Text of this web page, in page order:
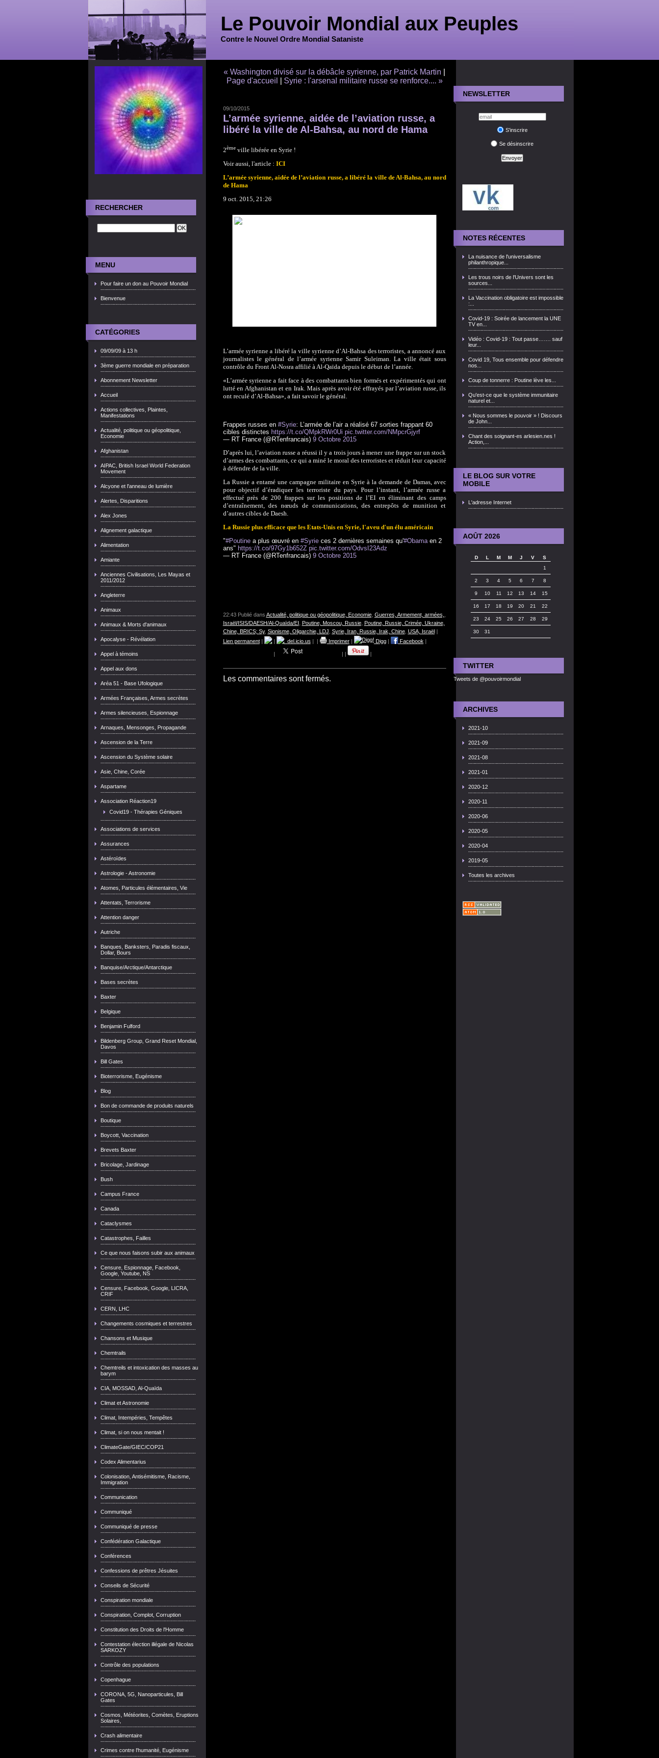
Le Pouvoir Mondial aux Peuples
Contre le Nouvel Ordre Mondial Sataniste
RECHERCHER
MENU
Pour faire un don au Pouvoir Mondial
Bienvenue
CATÉGORIES
09/09/09 à 13 h
3ème guerre mondiale en préparation
Abonnement Newsletter
Accueil
Actions collectives, Plaintes,
Manifestations
Actualité, politique ou géopolitique,
Economie
Afghanistan
AIPAC, British Israel World Federation
Movement
Alcyone et l'anneau de lumière
Alertes, Disparitions
Alex Jones
Alignement galactique
Alimentation
Amiante
Anciennes Civilisations, Les Mayas et
2011/2012
Angleterre
Animaux
Animaux & Morts d'animaux
Apocalyse - Révélation
Appel à témoins
Appel aux dons
Aréa 51 - Base Ufologique
Armées Françaises, Armes secrètes
Armes silencieuses, Espionnage
Arnaques, Mensonges, Propagande
Ascension de la Terre
Ascension du Système solaire
Asie, Chine, Corée
Aspartame
Association Réaction19
Covid19 - Thérapies Géniques
Associations de services
Assurances
Astéroïdes
Astrologie - Astronomie
Atomes, Particules élémentaires, Vie
Attentats, Terrorisme
Attention danger
Autriche
Banques, Banksters, Paradis fiscaux,
Dollar, Bours
Banquise/Arctique/Antarctique
Bases secrètes
Baxter
Belgique
Benjamin Fulford
Bildenberg Group, Grand Reset Mondial,
Davos
Bill Gates
Bioterrorisme, Eugénisme
Blog
Bon de commande de produits naturels
Boutique
Boycott, Vaccination
Brevets Baxter
Bricolage, Jardinage
Bush
Campus France
Canada
Cataclysmes
Catastrophes, Failles
Ce que nous faisons subir aux animaux
Censure, Espionnage, Facebook,
Google, Youtube, NS
Censure, Facebook, Google, LICRA,
CRIF
CERN, LHC
Changements cosmiques et terrestres
Chansons et Musique
Chemtrails
Chemtreils et intoxication des masses au
barym
CIA, MOSSAD, Al-Quaïda
Climat et Astronomie
Climat, Intempéries, Tempêtes
Climat, si on nous mentait !
ClimateGate/GIEC/COP21
Codex Alimentarius
Colonisation, Antisémitisme, Racisme,
Immigration
Communication
Communiqué
Communiqué de presse
Confédération Galactique
Conférences
Confessions de prêtres Jésuites
Conseils de Sécurité
Conspiration mondiale
Conspiration, Complot, Corruption
Constitution des Droits de l'Homme
Contestation élection illégale de Nicolas
SARKOZY
Contrôle des populations
Copenhague
CORONA, 5G, Nanoparticules, Bill
Gates
Cosmos, Météorites, Comètes, Eruptions
Solaires,
Crash alimentaire
Crimes contre l'humanité, Eugénisme
NEWSLETTER
S'inscrire
Se désinscrire
NOTES RÉCENTES
La nuisance de l'universalisme
philanthropique...
Les trous noirs de l'Univers sont les
sources...
La Vaccination obligatoire est impossible
:...
Covid-19 : Soirée de lancement la UNE
TV en...
Vidéo : Covid-19 : Tout passe……. sauf
leur...
Covid 19, Tous ensemble pour défendre
nos...
Coup de tonnerre : Poutine lève les...
Qu'est-ce que le système immunitaire
naturel et...
« Nous sommes le pouvoir » ! Discours
de John...
Chant des soignant-es arlesien.nes !
Action,...
LE BLOG SUR VOTRE
MOBILE
L'adresse Internet
AOÛT 2026
D L M M J V
S
1
2 3 4 5 6 7 8
9 10 11 12 13 14 15
16 17 18 19 20 21 22
23 24 25 26 27 28 29
30 31
TWITTER
Tweets de @pouvoirmondial
ARCHIVES
2021-10
2021-09
2021-08
2021-01
2020-12
2020-11
2020-06
2020-05
2020-04
2019-05
Toutes les archives
« Washington divisé sur la débâcle syrienne, par Patrick Martin
Page d'accueil
Syrie : l'arsenal militaire russe se renforce.... »
09/10/2015
L’armée syrienne, aidée de l’aviation russe, a
libéré la ville de Al-Bahsa, au nord de Hama
2èmeville libérée en Syrie !
Voir aussi, l'article : ICI
L’armée syrienne, aidée de l’aviation russe, a libéré la ville de Al-Bahsa, au nord
de Hama
9 oct. 2015, 21:26
L’armée syrienne a libéré la ville syrienne d’Al-Bahsa des terroristes, a annoncé aux
journalistes le général de l’armée syrienne Samir Suleiman. La ville était sous
contrôle du Front Al-Nosra affilié à Al-Qaïda depuis le début de l’année.
«L’armée syrienne a fait face à des combattants bien formés et expérimentés qui ont
lutté en Afghanistan et en Irak. Mais après avoir été effrayés par l’aviation russe, ils
ont reculé d’Al-Bahsa», a fait savoir le général.
Frappes russes en #Syrie: L’armée de l’air a réalisé 67 sorties frappant 60
cibles distinctes https://t.co/QMpkRWr0Ui pic.twitter.com/NMpcrGjyrf
— RT France (@RTenfrancais) 9 Octobre 2015
D’après lui, l’aviation russe a réussi il y a trois jours à mener une frappe sur un stock
d’armes des combattants, ce qui a miné le moral des terroristes et réduit leur capacité
à défendre de la ville.
La Russie a entamé une campagne militaire en Syrie à la demande de Damas, avec
pour objectif d’éradiquer les terroriste du pays. Pour l’instant, l’armée russe a
effectué près de 200 frappes sur les positions de l’EI en éliminant des camps
d’entraînement, des nœuds de communications, des entrepôts de munition et
d’autres cibles de Daesh.
La Russie plus efficace que les Etats-Unis en Syrie, l'aveu d'un élu américain
"#Poutinea plus œuvré en #Syrieces 2 dernières semaines qu'#Obamaen 2
ans" https://t.co/97Gy1b652Z pic.twitter.com/OdvsI23Adz
— RT France (@RTenfrancais) 9 Octobre 2015
22:43 Publié dans Actualité, politique ou géopolitique, Economie, Guerres, Armement, armées,
Israël/ISIS/DAESH/Al-Quaïda/EI
Poutine, Moscou, Russie,
Poutine, Russie, Crimée, Ukraine,
Chine, BRICS; Sy, Sionisme, Oligarchie, LDJ Syrie, Iran, Russie, Irak, Chine, USA, Israël
Lien permanent| | del.icio.us Imprimer| Digg| Facebook
|
Les commentaires sont fermés.